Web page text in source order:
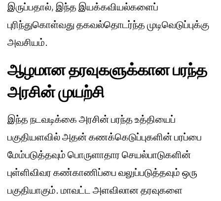
இருப்பதால், இந்த இயக்கவியல்களைப்
புரிந்துகொள்வது தகவல்தொடர்ந்த முடிவெடுப்புக்கு
அவசியம்.
ஆழமான தரவுகளுக்கான பரந்த
அரசின் முயற்சி
இந்த நடவடிக்கை அரசின் பரந்த உத்தியைப்
பகுதியளவில் அதன் கணக்கெடுப்புகளின் பரப்பை
மேம்படுத்தவும் பொருளாதார செயல்பாடுகளின்
புள்ளிவிவர கண்காணிப்பை வலுப்படுத்தவும் ஒரு
பகுதியாகும். மாவட்ட அளவிலான தரவுகளை